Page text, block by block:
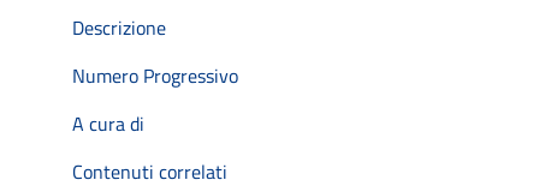
Descrizione
Numero Progressivo
A cura di
Contenuti correlati